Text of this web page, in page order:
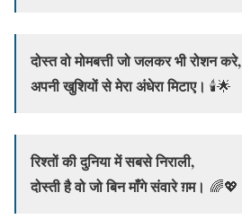
दोस्त वो मोमबत्ती जो जलकर भी रोशन करे,
अपनी खुशियों से मेरा अंधेरा मिटाए। 🕯️🌟
रिश्तों की दुनिया में सबसे निराली,
दोस्ती है वो जो बिन माँगे संवारे ग़म। 🌈💖